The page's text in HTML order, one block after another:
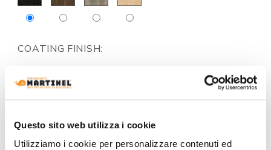
Questo sito web utilizza i cookie
Utilizziamo i cookie per personalizzare contenuti ed
COATING FINISH: